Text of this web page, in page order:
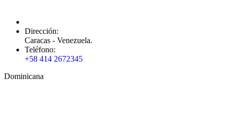
Dirección:
Caracas - Venezuela.
Teléfono:
+58 414 2672345
Dominicana